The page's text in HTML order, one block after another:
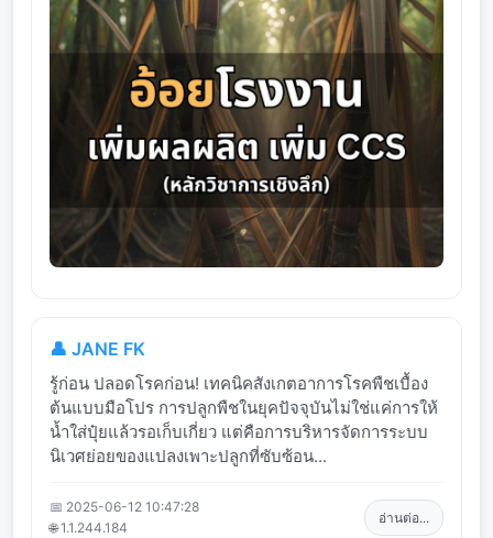
👤 JANE FK
รู้ก่อน ปลอดโรคก่อน! เทคนิคสังเกตอาการโรคพืชเบื้อง
ต้นแบบมือโปร การปลูกพืชในยุคปัจจุบันไม่ใช่แค่การให้
น้ำใส่ปุ๋ยแล้วรอเก็บเกี่ยว แต่คือการบริหารจัดการระบบ
นิเวศย่อยของแปลงเพาะปลูกที่ซับซ้อน...
📅 2025-06-12 10:47:28
🌐 1.1.244.184
อ่านต่อ...